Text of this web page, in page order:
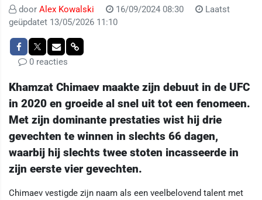
door Alex Kowalski 16/09/2024 08:30
Laatst
geüpdatet 13/05/2026 11:10
0 reacties
Khamzat Chimaev maakte zijn debuut in de UFC
in 2020 en groeide al snel uit tot een fenomeen.
Met zijn dominante prestaties wist hij drie
gevechten te winnen in slechts 66 dagen,
waarbij hij slechts twee stoten incasseerde in
zijn eerste vier gevechten.
Chimaev vestigde zijn naam als een veelbelovend talent met